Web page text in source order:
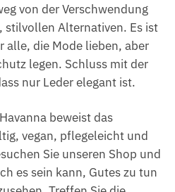
von der Verschwendung
stilvollen Alternativen. Es ist
alle, die Mode lieben, aber
legen. Schluss mit der
nur Leder elegant ist.
beweist das
vegan, pflegeleicht und
Sie unseren Shop und
es sein kann, Gutes zu tun